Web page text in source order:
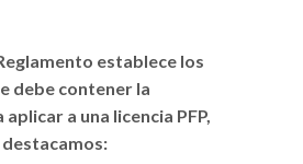
establece los
debe contener la
a una licencia PFP,